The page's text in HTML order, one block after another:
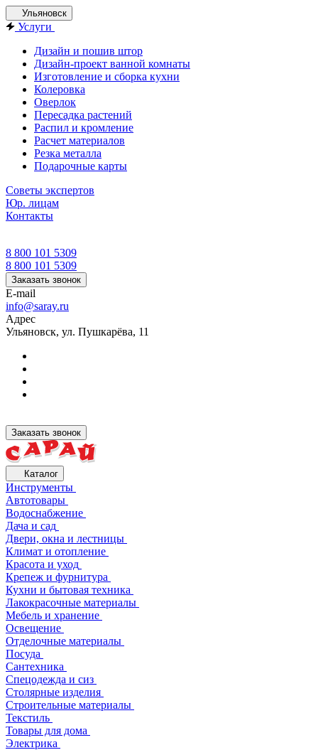
Ульяновск
Услуги
Дизайн и пошив штор
Дизайн-проект ванной комнаты
Изготовление и сборка кухни
Колеровка
Оверлок
Пересадка растений
Распил и кромление
Расчет материалов
Резка металла
Подарочные карты
Советы экспертов
Юр. лицам
Контакты
8 800 101 5309
8 800 101 5309
Заказать звонок
E-mail
info@saray.ru
Адрес
Ульяновск, ул. Пушкарёва, 11
Заказать звонок
Каталог
Инструменты
Автотовары
Водоснабжение
Дача и сад
Двери, окна и лестницы
Климат и отопление
Красота и уход
Крепеж и фурнитура
Кухни и бытовая техника
Лакокрасочные материалы
Мебель и хранение
Освещение
Отделочные материалы
Посуда
Сантехника
Спецодежда и сиз
Столярные изделия
Строительные материалы
Текстиль
Товары для дома
Электрика